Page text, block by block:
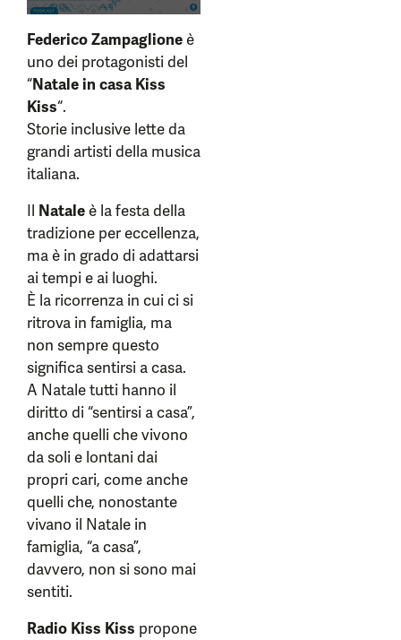
Federico Zampaglioneè
uno dei protagonisti del
“Natale in casa Kiss
Kiss“.
Storie inclusive lette da
grandi artisti della musica
italiana.
Il Nataleè la festa della
tradizione per eccellenza,
ma è in grado di adattarsi
ai tempi e ai luoghi.
È la ricorrenza in cui ci si
ritrova in famiglia, ma
non sempre questo
significa sentirsi a casa.
A Natale tutti hanno il
diritto di “sentirsi a casa”,
anche quelli che vivono
da soli e lontani dai
propri cari, come anche
quelli che, nonostante
vivano il Natale in
famiglia, “a casa”,
davvero, non si sono mai
sentiti.
Radio Kiss Kiss propone